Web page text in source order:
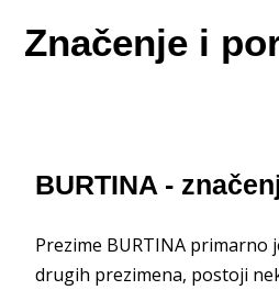
Značenje i
BURTINA -
Prezime BURTINA primarno
drugih prezimena, postoji